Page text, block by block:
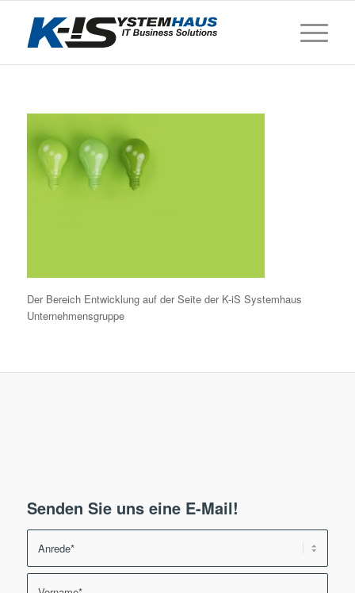
Der Bereich Entwicklung auf der Seite der K-iS Systemhaus
Unternehmensgruppe
Senden Sie uns eine E-Mail!